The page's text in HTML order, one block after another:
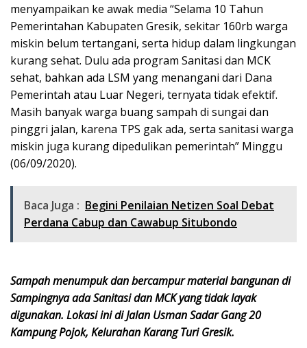
menyampaikan ke awak media “Selama 10 Tahun
Pemerintahan Kabupaten Gresik, sekitar 160rb warga
miskin belum tertangani, serta hidup dalam lingkungan
kurang sehat. Dulu ada program Sanitasi dan MCK
sehat, bahkan ada LSM yang menangani dari Dana
Pemerintah atau Luar Negeri, ternyata tidak efektif.
Masih banyak warga buang sampah di sungai dan
pinggri jalan, karena TPS gak ada, serta sanitasi warga
miskin juga kurang dipedulikan pemerintah” Minggu
(06/09/2020).
Baca Juga : Begini Penilaian Netizen Soal Debat
Perdana Cabup dan Cawabup Situbondo
Sampah menumpuk dan bercampur material bangunan di
Sampingnya ada Sanitasi dan MCK yang tidak layak
digunakan. Lokasi ini di Jalan Usman Sadar Gang 20
Kampung Pojok, Kelurahan Karang Turi Gresik.